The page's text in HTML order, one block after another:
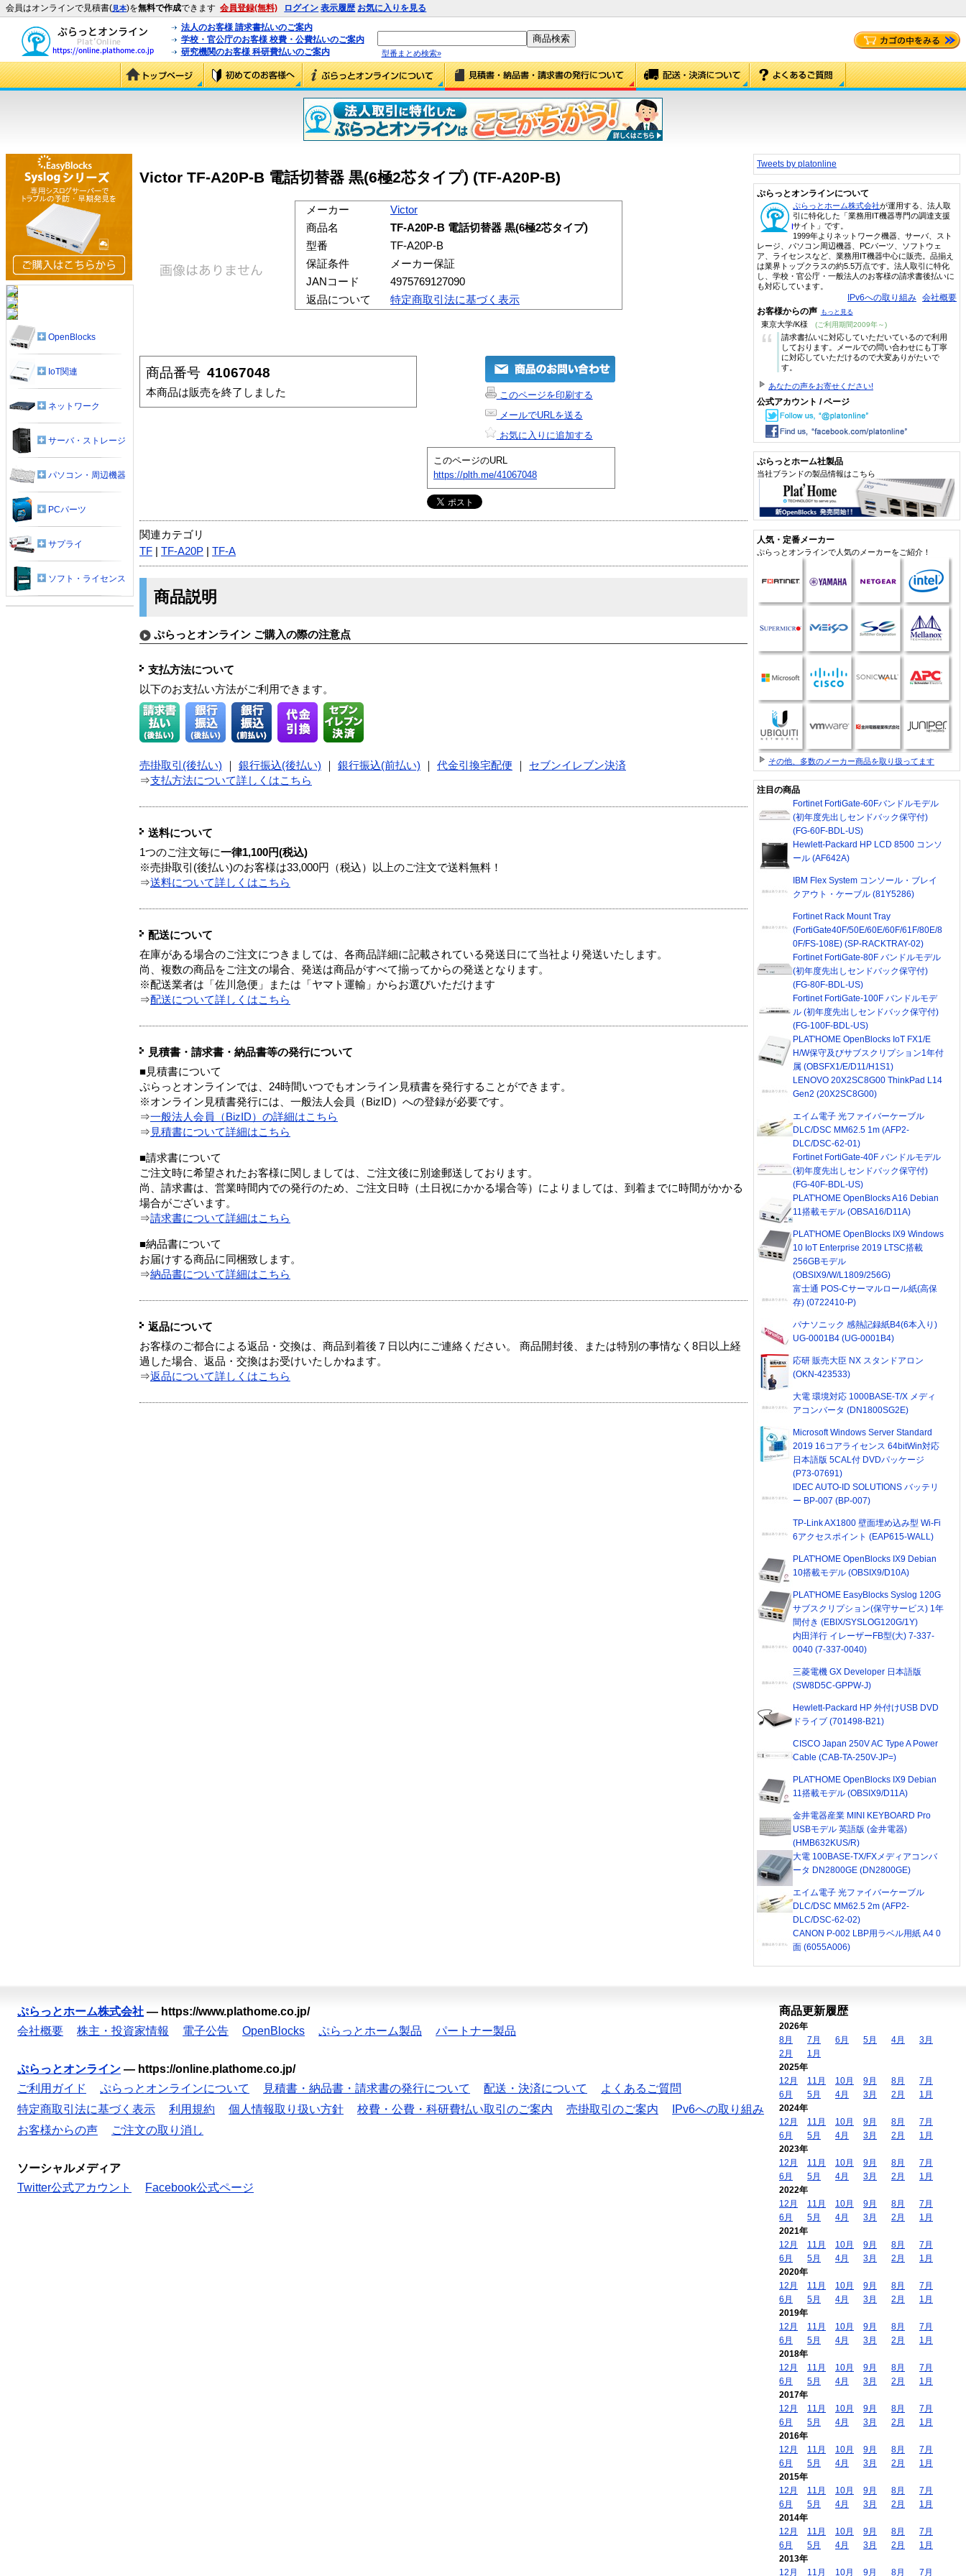
会員はオンラインで見積書(見本)を無料で作成できます 会員登録(無料) ログイン 表示履歴 お気に入りを見る
法人のお客様 請求書払いのご案内
学校・官公庁のお客様 校費・公費払いのご案内
研究機関のお客様 科研費払いのご案内
型番まとめ検索»
Victor TF-A20P-B 電話切替器 黒(6極2芯タイプ) (TF-A20P-B)
メーカー
Victor
商品名
TF-A20P-B 電話切替器 黒(6極2芯タイプ)
型番
TF-A20P-B
保証条件
メーカー保証
JANコード
4975769127090
返品について
特定商取引法に基づく表示
商品番号 41067048
本商品は販売を終了しました
このページを印刷する
メールでURLを送る
お気に入りに追加する
このページのURL
https://plth.me/41067048
関連カテゴリ
TF
TF-A20P TF-A
商品説明
ぷらっとオンライン ご購入の際の注意点
支払方法について
以下のお支払い方法がご利用できます。
売掛取引(後払い) 銀行振込(後払い) 銀行振込(前払い) 代金引換宅配便
セブンイレブン決済
⇒支払方法について詳しくはこちら
送料について
1つのご注文毎に一律1,100円(税込)
※売掛取引(後払い)のお客様は33,000円（税込）以上のご注文で送料無料！
⇒送料について詳しくはこちら
配送について
在庫がある場合のご注文につきましては、各商品詳細に記載されている発送日にて当社より発送いたします。
尚、複数の商品をご注文の場合、発送は商品がすべて揃ってからの発送となります。
※配送業者は「佐川急便」または「ヤマト運輸」からお選びいただけます
⇒配送について詳しくはこちら
見積書・請求書・納品書等の発行について
■見積書について
ぷらっとオンラインでは、24時間いつでもオンライン見積書を発行することができます。
※オンライン見積書発行には、一般法人会員（BizID）への登録が必要です。
⇒一般法人会員（BizID）の詳細はこちら
⇒ 見積書について詳細はこちら
■請求書について
ご注文時に希望されたお客様に関しましては、ご注文後に別途郵送しております。
尚、請求書は、営業時間内での発行のため、ご注文日時（土日祝にかかる場合等）によりましては、到着までに時間がかかる
場合がございます。
⇒請求書について詳細はこちら
■納品書について
お届けする商品に同梱致します。
⇒納品書について詳細はこちら
返品について
お客様のご都合による返品・交換は、商品到着後７日以内にご連絡ください。 商品開封後、または特別の事情なく8日以上経
過した場合、返品・交換はお受けいたしかねます。
⇒返品について詳しくはこちら
OpenBlocks
IoT関連
ネットワーク
サーバ・ストレージ
パソコン・周辺機器
PCパーツ
サプライ
ソフト・ライセンス
Tweets by platonline
ぷらっとオンラインについて
ぷらっとホーム株式会社が運用する、法人取
引に特化した「業務用IT機器専門の調達支援
サイト」です。
1999年よりネットワーク機器、サーバ、スト
レージ、パソコン周辺機器、PCパーツ、ソフトウェ
ア、ライセンスなど、業務用IT機器中心に販売。品揃え
は業界トップクラスの約5.5万点です。法人取引に特化
し、学校・官公庁・一般法人のお客様の請求書後払いに
も対応しています。
IPv6への取り組み 会社概要
お客様からの声 もっと見る
東京大学/K様 (ご利用期間2009年～)
“
請求書払いに対応していただいているので利用
しております。メールでの問い合わせにも丁寧
に対応していただけるので大変ありがたいで
す。
あなたの声をお寄せください!
公式アカウント / ページ
ぷらっとホーム社製品
当社ブランドの製品情報はこちら
人気・定番メーカー
ぷらっとオンラインで人気のメーカーをご紹介！
その他、多数のメーカー商品を取り扱ってます
注目の商品
Fortinet FortiGate-60Fバンドルモデル
(初年度先出しセンドバック保守付)
(FG-60F-BDL-US)
Hewlett-Packard HP LCD 8500 コンソ
ール (AF642A)
IBM Flex System コンソール・ブレイ
クアウト・ケーブル (81Y5286)
Fortinet Rack Mount Tray
(FortiGate40F/50E/60E/60F/61F/80E/8
0F/FS-108E) (SP-RACKTRAY-02)
Fortinet FortiGate-80F バンドルモデル
(初年度先出しセンドバック保守付)
(FG-80F-BDL-US)
Fortinet FortiGate-100F バンドルモデ
ル (初年度先出しセンドバック保守付)
(FG-100F-BDL-US)
PLAT'HOME OpenBlocks IoT FX1/E
H/W保守及びサブスクリプション1年付
属 (OBSFX1/E/D11/H1S1)
LENOVO 20X2SC8G00 ThinkPad L14
Gen2 (20X2SC8G00)
エイム電子 光ファイバーケーブル
DLC/DSC MM62.5 1m (AFP2-
DLC/DSC-62-01)
Fortinet FortiGate-40F バンドルモデル
(初年度先出しセンドバック保守付)
(FG-40F-BDL-US)
PLAT'HOME OpenBlocks A16 Debian
11搭載モデル (OBSA16/D11A)
PLAT'HOME OpenBlocks IX9 Windows
10 IoT Enterprise 2019 LTSC搭載
256GBモデル
(OBSIX9/W/L1809/256G)
富士通 POS-Cサーマルロール紙(高保
存) (0722410-P)
パナソニック 感熱記録紙B4(6本入り)
UG-0001B4 (UG-0001B4)
応研 販売大臣 NX スタンドアロン
(OKN-423533)
大電 環境対応 1000BASE-T/X メディ
アコンバータ (DN1800SG2E)
Microsoft Windows Server Standard
2019 16コアライセンス 64bitWin対応
日本語版 5CAL付 DVDパッケージ
(P73-07691)
IDEC AUTO-ID SOLUTIONS バッテリ
ー BP-007 (BP-007)
TP-Link AX1800 壁面埋め込み型 Wi-Fi
6アクセスポイント (EAP615-WALL)
PLAT'HOME OpenBlocks IX9 Debian
10搭載モデル (OBSIX9/D10A)
PLAT'HOME EasyBlocks Syslog 120G
サブスクリプション(保守サービス) 1年
間付き (EBIX/SYSLOG120G/1Y)
内田洋行 イレーザーFB型(大) 7-337-
0040 (7-337-0040)
三菱電機 GX Developer 日本語版
(SW8D5C-GPPW-J)
Hewlett-Packard HP 外付けUSB DVD
ドライブ (701498-B21)
CISCO Japan 250V AC Type A Power
Cable (CAB-TA-250V-JP=)
PLAT'HOME OpenBlocks IX9 Debian
11搭載モデル (OBSIX9/D11A)
金井電器産業 MINI KEYBOARD Pro
USBモデル 英語版 (金井電器)
(HMB632KUS/R)
大電 100BASE-TX/FXメディアコンバ
ータ DN2800GE (DN2800GE)
エイム電子 光ファイバーケーブル
DLC/DSC MM62.5 2m (AFP2-
DLC/DSC-62-02)
CANON P-002 LBP用ラベル用紙 A4 0
面 (6055A006)
ぷらっとホーム株式会社 — https://www.plathome.co.jp/
会社概要
株主・投資家情報 電子公告 OpenBlocks ぷらっとホーム製品 パートナー製品
ぷらっとオンライン — https://online.plathome.co.jp/
ご利用ガイド
ぷらっとオンラインについて 見積書・納品書・請求書の発行について 配送・決済について
よくあるご質問
特定商取引法に基づく表示
利用規約 個人情報取り扱い方針 校費・公費・科研費払い取引のご案内 売掛取引のご案内
IPv6への取り組み
お客様からの声
ご注文の取り消し
ソーシャルメディア
Twitter公式アカウント
Facebook公式ページ
商品更新履歴
2026年
8月
7月 6月 5月 4月
3月
2月
1月
2025年
12月
11月 10月 9月 8月
7月
6月
5月 4月 3月 2月
1月
2024年
12月
11月 10月 9月 8月
7月
6月
5月 4月 3月 2月
1月
2023年
12月
11月 10月 9月 8月
7月
6月
5月 4月 3月 2月
1月
2022年
12月
11月 10月 9月 8月
7月
6月
5月 4月 3月 2月
1月
2021年
12月
11月 10月 9月 8月
7月
6月
5月 4月 3月 2月
1月
2020年
12月
11月 10月 9月 8月
7月
6月
5月 4月 3月 2月
1月
2019年
12月
11月 10月 9月 8月
7月
6月
5月 4月 3月 2月
1月
2018年
12月
11月 10月 9月 8月
7月
6月
5月 4月 3月 2月
1月
2017年
12月
11月 10月 9月 8月
7月
6月
5月 4月 3月 2月
1月
2016年
12月
11月 10月 9月 8月
7月
6月
5月 4月 3月 2月
1月
2015年
12月
11月 10月 9月 8月
7月
6月
5月 4月 3月 2月
1月
2014年
12月
11月 10月 9月 8月
7月
6月
5月 4月 3月 2月
1月
2013年
12月
11月 10月 9月 8月 7月